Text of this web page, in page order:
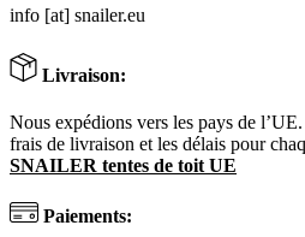
info [at] snailer.eu
Livraison:
Nous expédions vers les pays de
frais de livraison et les délais pour
SNAILER tentes de toit UE
Paiements: